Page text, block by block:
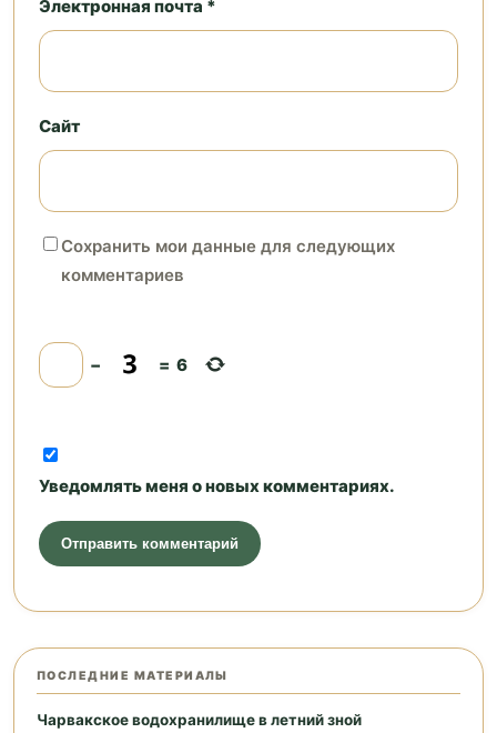
Электронная почта *
Сайт
Сохранить мои данные для следующих
комментариев
− = 6
Уведомлять меня о новых комментариях.
ПОСЛЕДНИЕ МАТЕРИАЛЫ
Чарвакское водохранилище в летний зной